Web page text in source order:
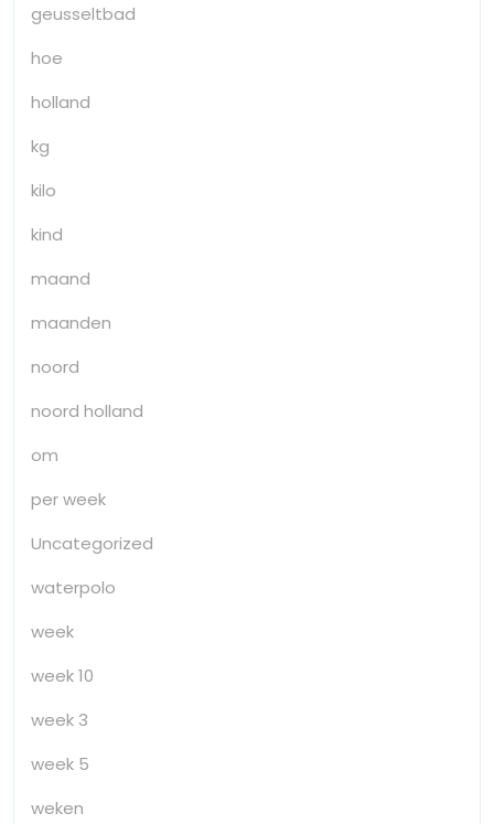
geusseltbad
hoe
holland
kg
kilo
kind
maand
maanden
noord
noord holland
om
per week
Uncategorized
waterpolo
week
week 10
week 3
week 5
weken